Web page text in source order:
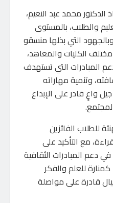
الدكتور محمد عبد النعيم،
والطلاب، بالمستوى
التي بذلها منسقو
الكليات والمعاهد،
المبادرات التي تستهدف
وتنمية مهاراته
واعٍ قادر على الإبداع
للطلاب الفائزين
مع التأكيد على
دعم المبادرات الثقافية
للعلم والفكر
قادرة على مواصلة